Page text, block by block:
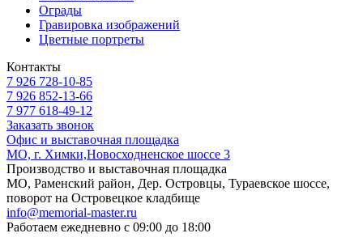
Ограды
Гравировка изображений
Цветные портреты
Контакты
7 926 728-10-85
7 926 852-13-66
7 977 618-49-12
Заказать звонок
Офис и выставочная площадка
МО, г. Химки,Новосходненское шоссе 3
Производство и выставочная площадка
МО, Раменский район, Дер. Островцы, Тураевское шоссе,
поворот на Островецкое кладбище
info@memorial-master.ru
Работаем ежедневно с 09:00 до 18:00